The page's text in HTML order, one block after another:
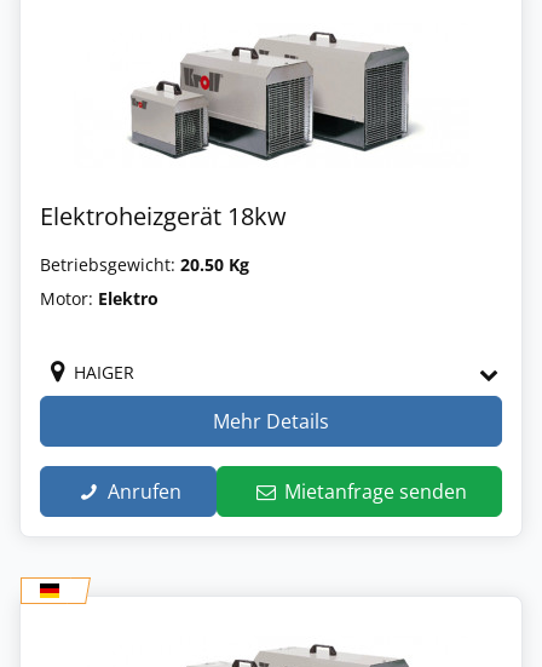
Elektroheizgerät 18kw
Betriebsgewicht: 20.50 Kg
Motor: Elektro
HAIGER
Mehr Details
Anrufen Mietanfrage senden